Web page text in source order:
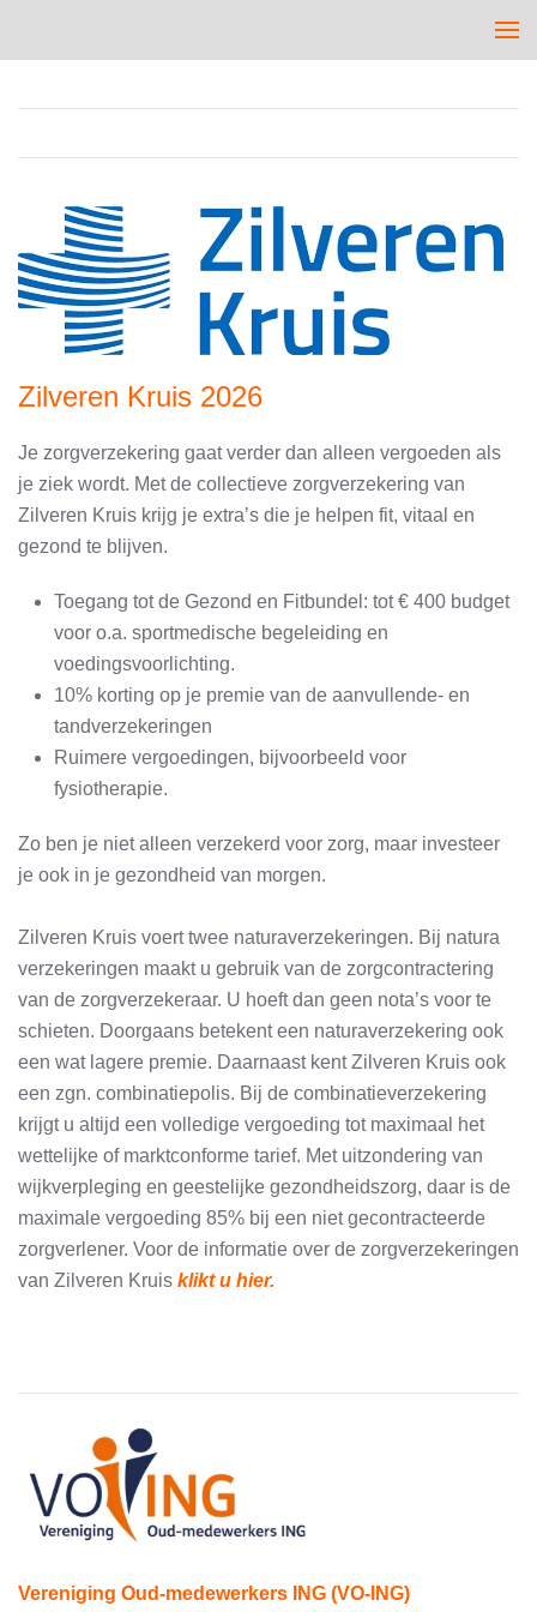
Zilveren Kruis 2026
Je zorgverzekering gaat verder dan alleen vergoeden als
je ziek wordt. Met de collectieve zorgverzekering van
Zilveren Kruis krijg je extra’s die je helpen fit, vitaal en
gezond te blijven.
Toegang tot de Gezond en Fitbundel: tot € 400 budget
voor o.a. sportmedische begeleiding en
voedingsvoorlichting.
10% korting op je premie van de aanvullende- en
tandverzekeringen
Ruimere vergoedingen, bijvoorbeeld voor
fysiotherapie.
Zo ben je niet alleen verzekerd voor zorg, maar investeer
je ook in je gezondheid van morgen.
Zilveren Kruis voert twee naturaverzekeringen. Bij natura
verzekeringen maakt u gebruik van de zorgcontractering
van de zorgverzekeraar. U hoeft dan geen nota’s voor te
schieten. Doorgaans betekent een naturaverzekering ook
een wat lagere premie. Daarnaast kent Zilveren Kruis ook
een zgn. combinatiepolis. Bij de combinatieverzekering
krijgt u altijd een volledige vergoeding tot maximaal het
wettelijke of marktconforme tarief. Met uitzondering van
wijkverpleging en geestelijke gezondheidszorg, daar is de
maximale vergoeding 85% bij een niet gecontracteerde
zorgverlener. Voor de informatie over de zorgverzekeringen
van Zilveren Kruis klikt u hier.
Vereniging Oud-medewerkers ING (VO-ING)